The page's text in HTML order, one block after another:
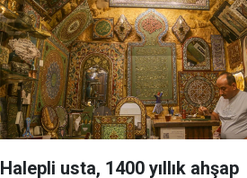
Halepli usta, 1400 yıllık ahşap